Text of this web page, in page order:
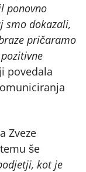
ponovno
smo dokazali,
pričaramo
povedala
Zveze
še
kot je